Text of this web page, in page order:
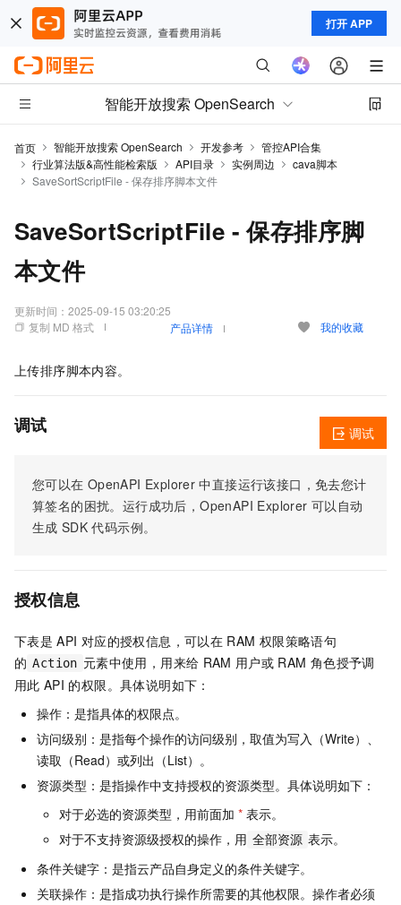
打开 APP
智能开放搜索 OpenSearch
首页 智能开放搜索 OpenSearch 开发参考
管控API合集
行业算法版&高性能检索版
API目录 实例周边
cava脚本
SaveSortScriptFile - 保存排序脚本文件
SaveSortScriptFile - 保存排序脚
本文件
更新时间： 2025-09-15 03:20:25
复制 MD 格式
产品详情 我的收藏
上传排序脚本内容。
调试
您可以在 OpenAPI Explorer 中直接运行该接口，免去您计
算签名的困扰。运行成功后，OpenAPI Explorer 可以自动
生成 SDK 代码示例。
调试
授权信息
下表是 API 对应的授权信息，可以在 RAM 权限策略语句
的 Action 元素中使用，用来给 RAM 用户或 RAM 角色授予调
用此 API 的权限。具体说明如下：
操作：是指具体的权限点。
访问级别：是指每个操作的访问级别，取值为写入（Write）、
读取（Read）或列出（List）。
资源类型：是指操作中支持授权的资源类型。具体说明如下：
对于必选的资源类型，用前面加 * 表示。
对于不支持资源级授权的操作，用 全部资源 表示。
条件关键字：是指云产品自身定义的条件关键字。
关联操作：是指成功执行操作所需要的其他权限。操作者必须